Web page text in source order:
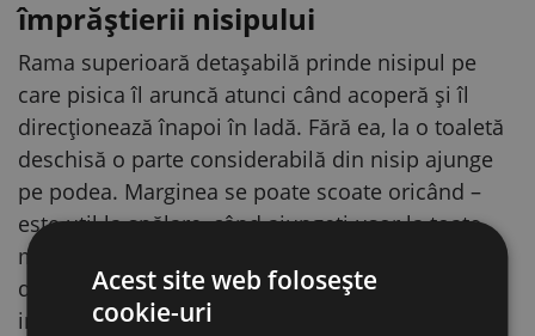
împrăștierii nisipului
Rama superioară detașabilă prinde nisipul pe
care pisica îl aruncă atunci când acoperă și îl
direcționează înapoi în ladă. Fără ea, la o toaletă
deschisă o parte considerabilă din nisip ajunge
pe podea. Marginea se poate scoate oricând –
este util la spălare, când ajungeți ușor la toate
marginile, dar și atunci când toaleta este folosită
de un pui de pisică, pentru care rama ar putea fi
incomodă.
Acest site web folosește
cookie-uri